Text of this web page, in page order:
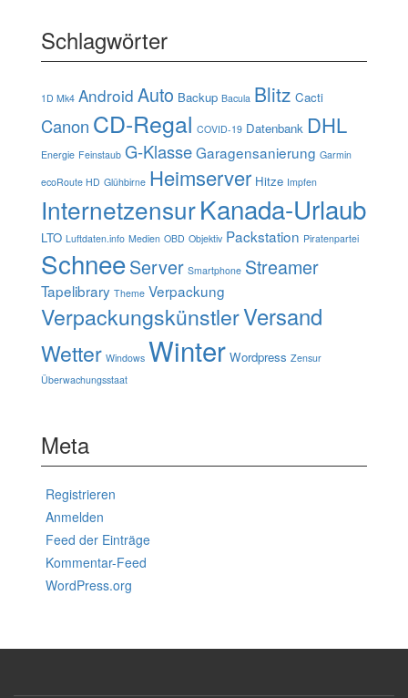
Schlagwörter
1D Mk4 Android Auto Backup Bacula Blitz Cacti
Canon CD-Regal COVID-19 Datenbank DHL
Energie Feinstaub G-KlasseGaragensanierung Garmin
ecoRoute HD Glühbirne Heimserver Hitze Impfen
InternetzensurKanada-Urlaub
LTO Luftdaten.info Medien OBD Objektiv Packstation Piratenpartei
SchneeServer Smartphone Streamer
Tapelibrary Theme Verpackung
VerpackungskünstlerVersand
Wetter Windows Winter Wordpress Zensur
Überwachungsstaat
Meta
Registrieren
Anmelden
Feed der Einträge
Kommentar-Feed
WordPress.org